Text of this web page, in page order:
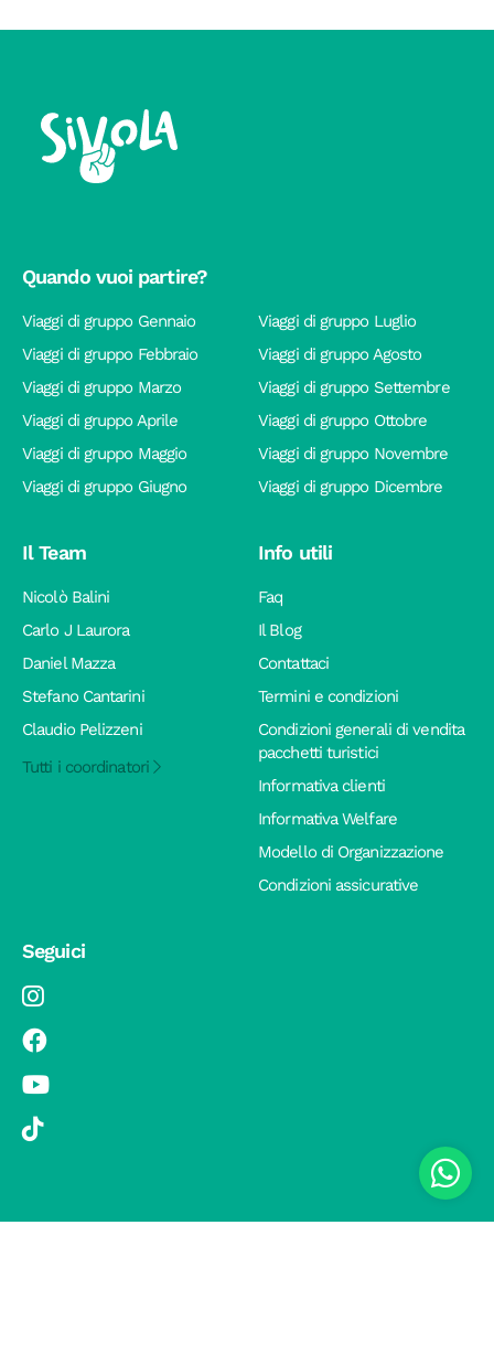
Quando vuoi partire?
Viaggi di gruppo Gennaio
Viaggi di gruppo Febbraio
Viaggi di gruppo Marzo
Viaggi di gruppo Aprile
Viaggi di gruppo Maggio
Viaggi di gruppo Giugno
Viaggi di gruppo Luglio
Viaggi di gruppo Agosto
Viaggi di gruppo Settembre
Viaggi di gruppo Ottobre
Viaggi di gruppo Novembre
Viaggi di gruppo Dicembre
Il Team
Nicolò Balini
Carlo J Laurora
Daniel Mazza
Stefano Cantarini
Claudio Pelizzeni
Tutti i coordinatori
Info utili
Faq
Il Blog
Contattaci
Termini e condizioni
Condizioni generali di vendita
pacchetti turistici
Informativa clienti
Informativa Welfare
Modello di Organizzazione
Condizioni assicurative
Seguici